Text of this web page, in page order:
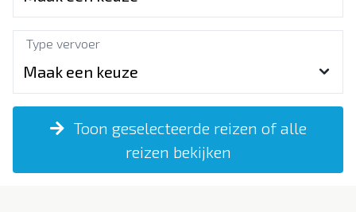
Type vervoer
Toon geselecteerde reizen of alle
reizen bekijken